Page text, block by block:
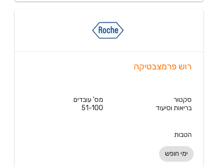
רוש פרמצבטיקה
סקטור
בריאות וסיעוד
מס' עובדים
51-100
הטבות
ימי חופש